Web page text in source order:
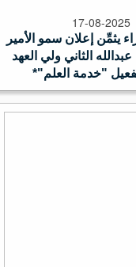
17-08-2025
يثمِّن إعلان سمو الأمير
الثاني ولي العهد
"خدمة العلم"*